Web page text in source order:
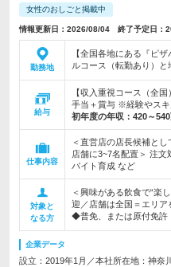
女性のおしごと掲載中
情報更新日：2026/08/04 終了予定日：
勤務地
【全国各地にある『ピ
ルコース（転勤あり）
給与
【収入重視コース（全
手当＋賞与 ※経験やス
初年度の年収： 420～540
仕事内容
＜直営店の店長候補と
店舗に3~7名配置＞ 注
バイト育成 など
対象と
なる方
＜興味がある飲食で“楽
迎／店舗は全国＝エリ
◆普免、または原付免許
企業データ
設立：2019年1月／本社所在地：神奈